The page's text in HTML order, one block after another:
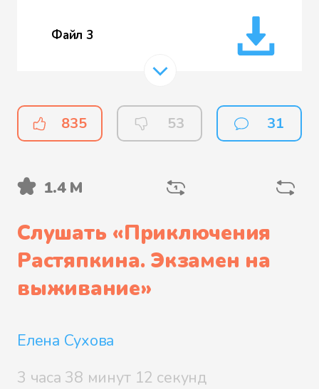
Файл 3
Файл 4
Файл 5
Файл 6
Файл 7
835 53 31
1.4 М
Слушать «Приключения
Растяпкина. Экзамен на
выживание»
Елена Сухова
3 часа 38 минут 12 секунд